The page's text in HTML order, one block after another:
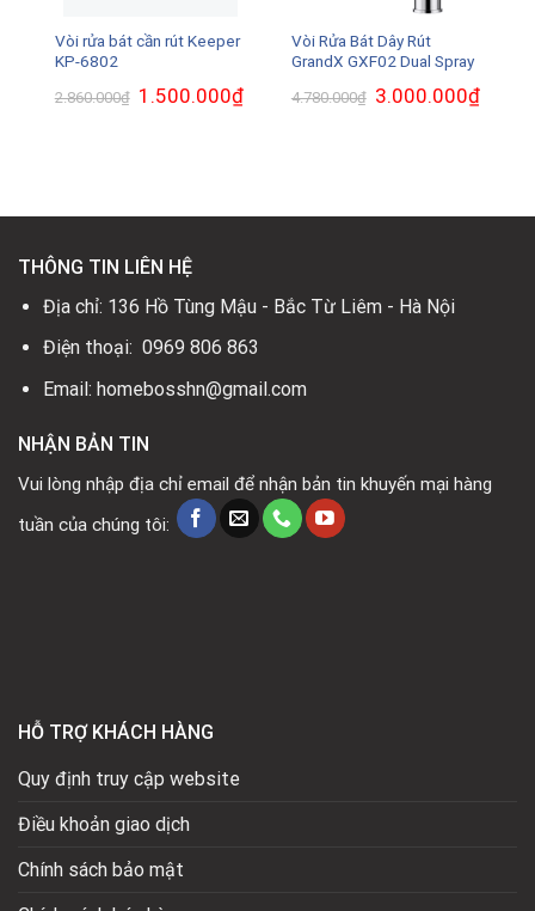
Vòi rửa bát cần rút Keeper
KP-6802
2.860.000₫ Giá
gốc
1.500.000₫Giá
hiện
Vòi Rửa Bát Dây Rút
GrandX GXF02 Dual Spray
4.780.000₫ Giá
gốc
3.000.000₫Giá
hiện
THÔNG TIN LIÊN HỆ
Địa chỉ: 136 Hồ Tùng Mậu - Bắc Từ Liêm - Hà Nội
Điện thoại: 0969 806 863
Email: homebosshn@gmail.com
NHẬN BẢN TIN
Vui lòng nhập địa chỉ email để nhận bản tin khuyến mại hàng
tuần của chúng tôi:
HỖ TRỢ KHÁCH HÀNG
Quy định truy cập website
Điều khoản giao dịch
Chính sách bảo mật